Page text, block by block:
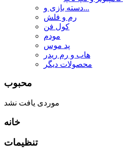
دسته بازی و...
رم و فلش
کول فن
مودم
پد موس
هاب و رم ریدر
محصولات دیگر
محبوب
موردی یافت نشد
خانه
تنظیمات